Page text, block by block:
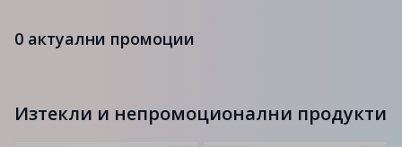
0 актуални промоции
Изтекли и непромоционални продукти